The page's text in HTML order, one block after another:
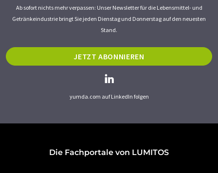
Ab sofort nichts mehr verpassen: Unser Newsletter für die Lebensmittel- und
Getränkeindustrie bringt Sie jeden Dienstag und Donnerstag auf den neuesten
Stand.
JETZT ABONNIEREN
yumda.com auf LinkedIn folgen
Die Fachportale von LUMITOS